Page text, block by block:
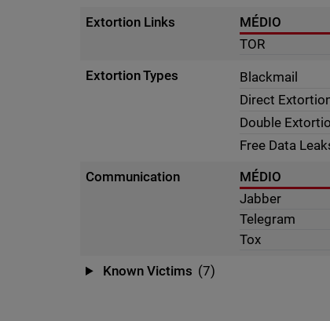
Extortion Links
MÉDIO
TOR
Extortion Types
Blackmail
Direct
Double
Free Data
Communication
MÉDIO
Jabber
Telegram
Tox
Known Victims (7)